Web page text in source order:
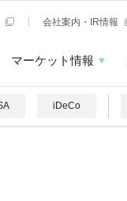
会社案内・IR情報
マーケット情報
iDeCo